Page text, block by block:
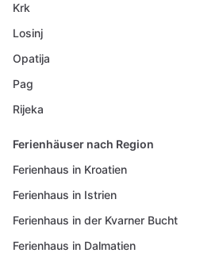
Krk
Losinj
Opatija
Pag
Rijeka
Ferienhäuser nach Region
Ferienhaus in Kroatien
Ferienhaus in Istrien
Ferienhaus in der Kvarner Bucht
Ferienhaus in Dalmatien